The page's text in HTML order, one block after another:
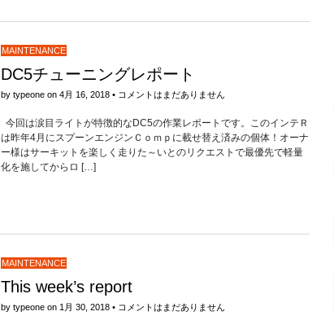
MAINTENANCE
DC5チューニングレポート
by typeone on 4月 16, 2018 • コメントはまだありません
今回は涙目ライトが特徴的なDC5の作業レポートです。このインテＲ
は昨年4月にスプーンエンジンＣｏｍｐに載せ替え済みの個体！オーナ
ー様はサーキットを楽しく走りた～いとのリクエストで最優先で軽量
化を施してからロ […]
MAINTENANCE
This week’s report
by typeone on 1月 30, 2018 • コメントはまだありません